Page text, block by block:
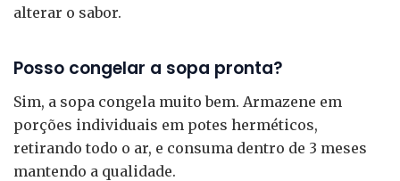
alterar o sabor.
Posso congelar a sopa pronta?
Sim, a sopa congela muito bem. Armazene em
porções individuais em potes herméticos,
retirando todo o ar, e consuma dentro de 3 meses
mantendo a qualidade.